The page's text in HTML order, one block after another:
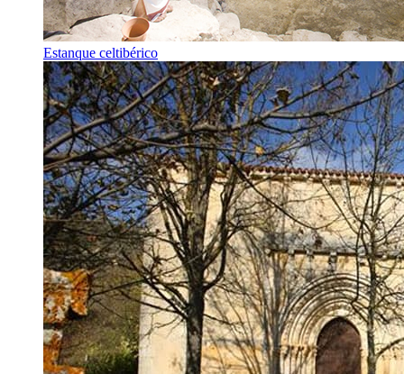
Estanque celtibérico